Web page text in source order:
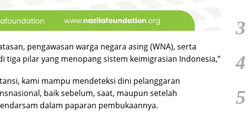
pengawasan warga negara asing (WNA), serta
tiga pilar yang menopang sistem keimigrasian Indonesia,”
kami mampu mendeteksi dini pelanggaran
baik sebelum, saat, maupun setelah
dalam paparan pembukaannya.
3
4
5